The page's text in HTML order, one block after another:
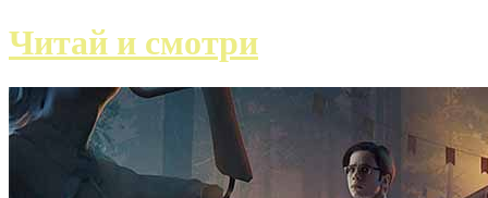
Читай и смотри